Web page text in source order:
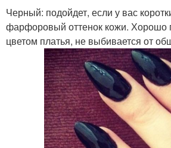
Черный: подойдет, если у вас
фарфоровый оттенок кожи. Хорошо
цветом платья, не выбивается от